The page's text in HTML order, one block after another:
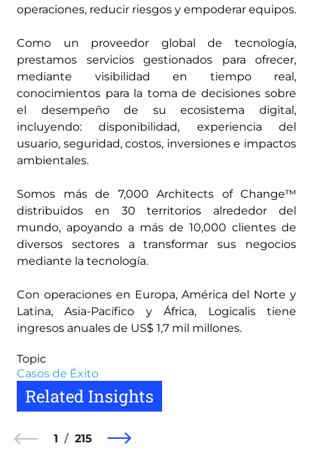
operaciones, reducir riesgos y empoderar equipos.
Como un proveedor global de tecnología,
prestamos servicios gestionados para ofrecer,
mediante visibilidad en tiempo real,
conocimientos para la toma de decisiones sobre
el desempeño de su ecosistema digital,
incluyendo: disponibilidad, experiencia del
usuario, seguridad, costos, inversiones e impactos
ambientales.
Somos más de 7,000 Architects of Change™
distribuidos en 30 territorios alrededor del
mundo, apoyando a más de 10,000 clientes de
diversos sectores a transformar sus negocios
mediante la tecnología.
Con operaciones en Europa, América del Norte y
Latina, Asia-Pacífico y África, Logicalis tiene
ingresos anuales de US$ 1,7 mil millones.
Topic
Casos de Éxito
Related Insights
1 215